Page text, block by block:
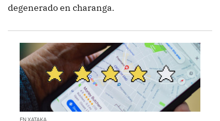
degenerado en charanga.
EN XATAKA